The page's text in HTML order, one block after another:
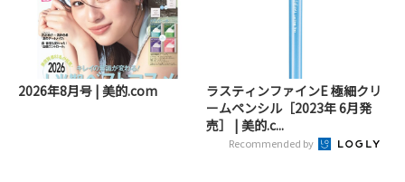
2026年8月号 | 美的.com
ラスティンファインE 極細クリ
ームペンシル［2023年 6月発
売］ | 美的.c...
Recommended by